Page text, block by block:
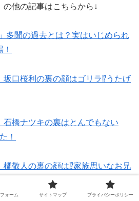
の他の記事はこちらから↓
多聞の過去とは？実はいじめられ
坂口桜利の裏の顔はゴリラ⁉うたげ
石橋ナツキの裏はとんでもない
！
橘敬人の裏の顔は⁉家族思いなお兄
ォーム サイトマップ プライバシーポリシー